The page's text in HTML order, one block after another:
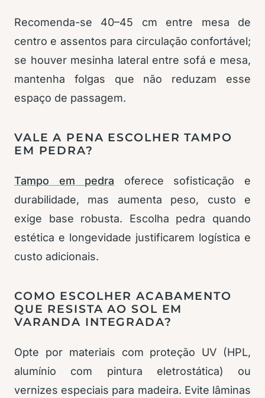
Recomenda-se 40–45 cm entre mesa de
centro e assentos para circulação confortável;
se houver mesinha lateral entre sofá e mesa,
mantenha folgas que não reduzam esse
espaço de passagem.
VALE A PENA ESCOLHER TAMPO
EM PEDRA?
Tampo em pedra oferece sofisticação e
durabilidade, mas aumenta peso, custo e
exige base robusta. Escolha pedra quando
estética e longevidade justificarem logística e
custo adicionais.
COMO ESCOLHER ACABAMENTO
QUE RESISTA AO SOL EM
VARANDA INTEGRADA?
Opte por materiais com proteção UV (HPL,
alumínio com pintura eletrostática) ou
vernizes especiais para madeira. Evite lâminas